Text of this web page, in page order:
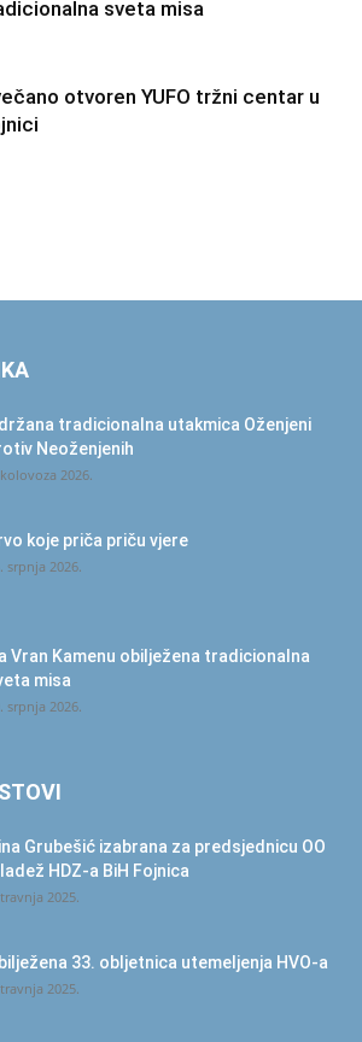
sveta misa
otvoren YUFO tržni centar u
tradicionalna utakmica Oženjeni
Neoženjenih
2026.
koje priča priču vjere
srpnja 2026.
Vran Kamenu obilježena tradicionalna
misa
srpnja 2026.
Grubešić izabrana za predsjednicu OO
HDZ-a BiH Fojnica
2025.
33. obljetnica utemeljenja HVO-a
2025.